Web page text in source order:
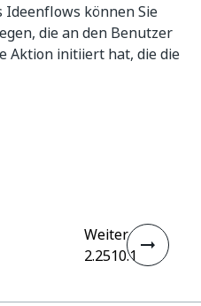
Ideenflows können Sie
die an den Benutzer
Aktion initiiert hat, die die
Weiter
2.2510.1